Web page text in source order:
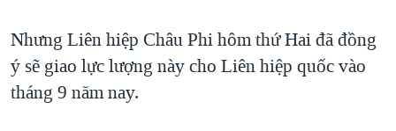
Nhưng Liên hiệp Châu Phi hôm thứ Hai đã đồng
ý sẽ giao lực lượng này cho Liên hiệp quốc vào
tháng 9 năm nay.